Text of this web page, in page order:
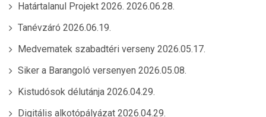
Határtalanul Projekt 2026. 2026.06.28.
Tanévzáró 2026.06.19.
Medvematek szabadtéri verseny 2026.05.17.
Siker a Barangoló versenyen 2026.05.08.
Kistudósok délutánja 2026.04.29.
Digitális alkotópályázat 2026.04.29.